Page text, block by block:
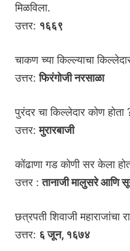
मिळविला.
उत्तर: १६६९
चाकण च्या किल्ल्याचा
उत्तर:फिरंगोजी नरसाळा
पुरंदर चा किल्लेदार कोण होता
उत्तर:मुरारबाजी
कोंढाणा गड कोणी सर केला
उत्तर :तानाजी मालुसरे आणि
छत्रपती शिवाजी
उत्तर: ६ जून, १६७४